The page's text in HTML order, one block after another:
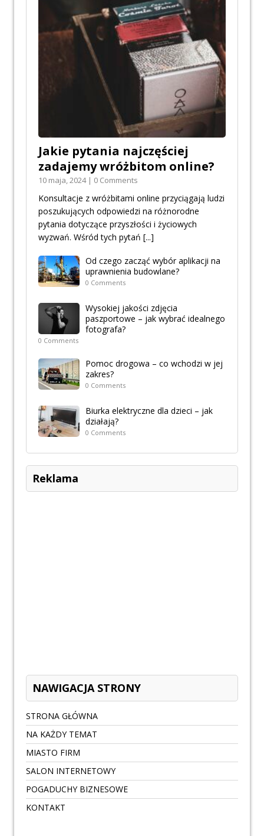
Jakie pytania najczęściej
zadajemy wróżbitom online?
10 maja, 2024 | 0 Comments
Konsultacje z wróżbitami online przyciągają ludzi
poszukujących odpowiedzi na różnorodne
pytania dotyczące przyszłości i życiowych
wyzwań. Wśród tych pytań [...]
Od czego zacząć wybór aplikacji na
uprawnienia budowlane?
0 Comments
Wysokiej jakości zdjęcia
paszportowe – jak wybrać idealnego
fotografa?
0 Comments
Pomoc drogowa – co wchodzi w jej
zakres?
0 Comments
Biurka elektryczne dla dzieci – jak
działają?
0 Comments
Reklama
NAWIGACJA STRONY
STRONA GŁÓWNA
NA KAŻDY TEMAT
MIASTO FIRM
SALON INTERNETOWY
POGADUCHY BIZNESOWE
KONTAKT